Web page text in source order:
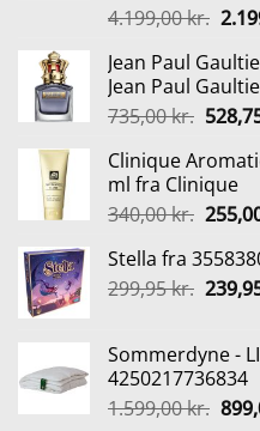
4.199,00kr. Den
pris
var:
Jean Paul
Jean Paul
735,00kr. Den
pris
var:
Clinique
ml fra Clinique
340,00kr. Den
pris
var:
Stella fra
299,95kr. Den
var:
299,95
Sommerdyne -
4250217736834
1.599,00kr. Den